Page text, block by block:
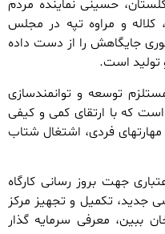
حسینی نماینده مردم
و مراوه تپه در مجلس
جایگاهش را از دست داده
است.
توسعه و توانمندسازی
که با ارتقای کمی و کیفی
فردی، اشتغال شتاب
جهت بروز رسانی کارگاه
آموزشی جدید، تکمیل و تجهیز مرکز
ببین، معرفی سرمایه گذار